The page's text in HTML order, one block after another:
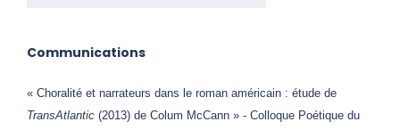
Communications
« Choralité et narrateurs dans le roman américain : étude de
TransAtlantic (2013) de Colum McCann » - Colloque Poétique du